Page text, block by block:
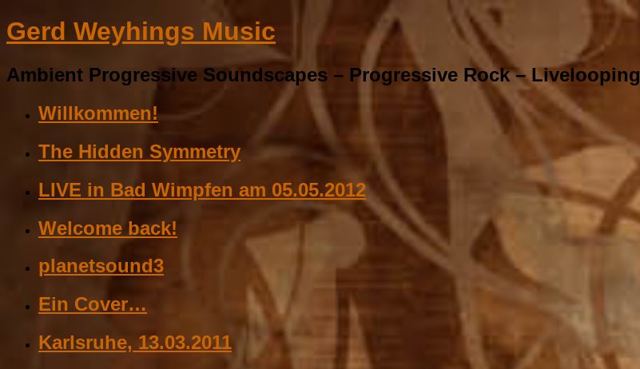
Gerd Weyhings Music
Ambient Progressive Soundscapes – Progressive Rock – Livelooping
Willkommen!
The Hidden Symmetry
LIVE in Bad Wimpfen am 05.05.2012
Welcome back!
planetsound3
Ein Cover…
Karlsruhe, 13.03.2011